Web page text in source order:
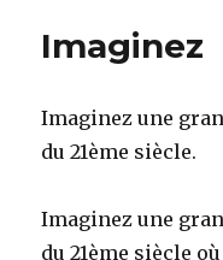
Imaginez
Imaginez une
du 21ème siècle.
Imaginez une
du 21ème siècle